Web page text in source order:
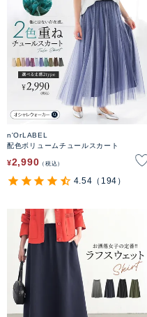
n'OrLABEL
配色ボリュームチュールスカート
¥2,990 税込
4.54 （194）